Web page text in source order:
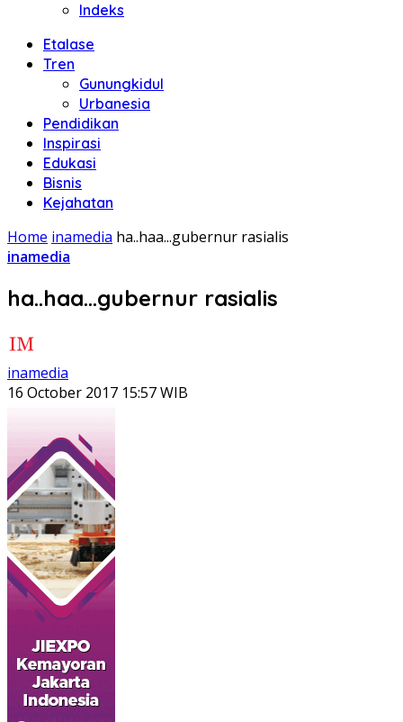
Indeks
Etalase
Tren
Gunungkidul
Urbanesia
Pendidikan
Inspirasi
Edukasi
Bisnis
Kejahatan
Home inamedia ha..haa...gubernur rasialis
inamedia
ha..haa…gubernur rasialis
inamedia
16 October 2017 15:57 WIB